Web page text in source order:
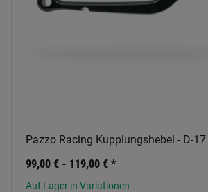
Pazzo Racing Kupplungshebel - D-17
99,00 € - 119,00 € *
Auf Lager in Variationen